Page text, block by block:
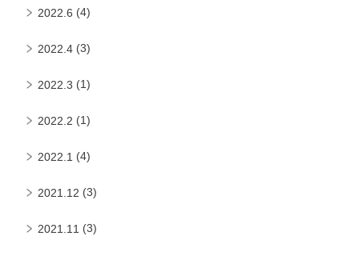
2022.6 (4)
2022.4 (3)
2022.3 (1)
2022.2 (1)
2022.1 (4)
2021.12 (3)
2021.11 (3)